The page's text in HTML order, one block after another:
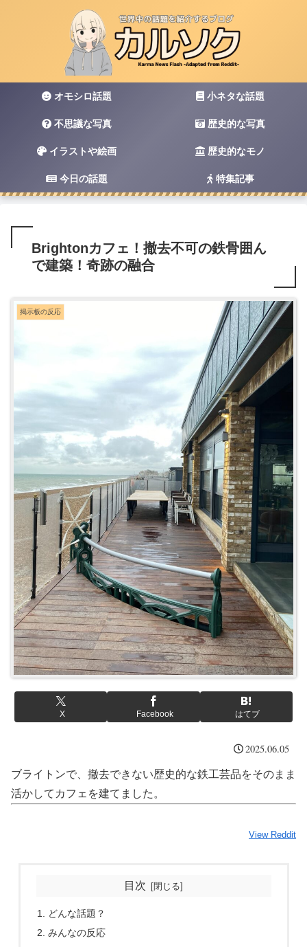
オモシロ話題 小ネタな話題
不思議な写真 歴史的な写真
イラストや絵画 歴史的なモノ
今日の話題 特集記事
Brightonカフェ！撤去不可の鉄骨囲ん
で建築！奇跡の融合
掲示板の反応
X Facebook はてブ
2025.06.05
ブライトンで、撤去できない歴史的な鉄工芸品をそのまま
活かしてカフェを建てました。
View Reddit
目次
どんな話題？
みんなの反応